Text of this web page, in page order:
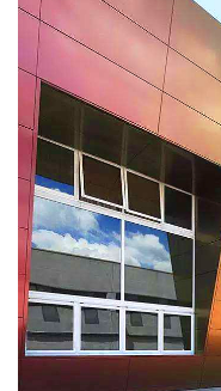
铝单板
多彩铝板
铝蜂窝板
石头铝板
木纹铝板
大理石铝板
经典案例